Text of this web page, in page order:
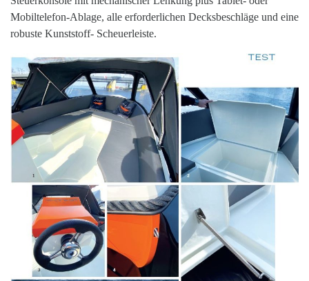
Mobiltelefon-Ablage, alle erforderlichen Decksbeschläge und eine
robuste Kunststoff- Scheuerleiste.